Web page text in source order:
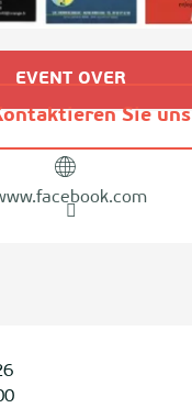
Kontaktdaten
EVENT OVER
Sie uns